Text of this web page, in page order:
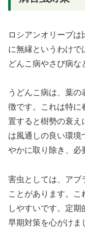
ロシアンオリーブ
に無縁というわけで
どんこ病やさび病な
うどんこ病は、葉
徴です。これは特に
置すると樹勢の衰え
は風通しの良い環境
やかに取り除き、必
害虫としては、アブ
ことがあります。こ
しやすいです。定期
早期対策を心がけま